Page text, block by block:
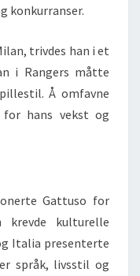
konkurranser.
trivdes han i et
i Rangers måtte
Å omfavne
for hans vekst og
Gattuso for
kulturelle
Italia presenterte
språk, livsstil og